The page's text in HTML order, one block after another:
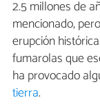
2.5 millones de
mencionado,
erupción
fumarolas que
ha provocado
tierra.